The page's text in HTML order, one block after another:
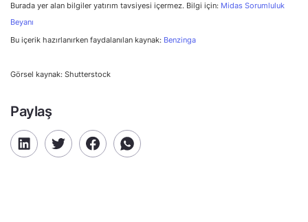
Burada yer alan bilgiler yatırım tavsiyesi içermez. Bilgi için: Midas Sorumluluk
Beyanı
Bu içerik hazırlanırken faydalanılan kaynak: Benzinga
Görsel kaynak: Shutterstock
Paylaş